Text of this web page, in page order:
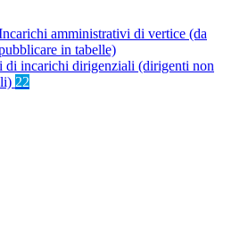
amministrativi di vertice (da
in tabelle)
di incarichi dirigenziali (dirigenti non
22